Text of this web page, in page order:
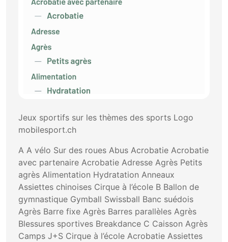
Jeux sportifs sur les thèmes des sports Logo
mobilesport.ch
A A vélo Sur des roues Abus Acrobatie Acrobatie
avec partenaire Acrobatie Adresse Agrès Petits
agrès Alimentation Hydratation Anneaux
Assiettes chinoises Cirque à l’école B Ballon de
gymnastique Gymball Swissball Banc suédois
Agrès Barre fixe Agrès Barres parallèles Agrès
Blessures sportives Breakdance C Caisson Agrès
Camps J+S Cirque à l’école Acrobatie Assiettes